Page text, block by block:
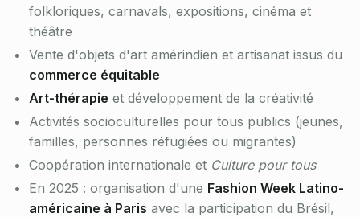
folkloriques, carnavals, expositions, cinéma et
théâtre
Vente d'objets d'art amérindien et artisanat issus du
commerce équitable
Art-thérapie et développement de la créativité
Activités socioculturelles pour tous publics (jeunes,
familles, personnes réfugiées ou migrantes)
Coopération internationale et Culture pour tous
En 2025 : organisation d'une Fashion Week Latino-
américaine à Paris avec la participation du Brésil,